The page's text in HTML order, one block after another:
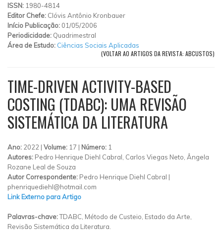
ISSN: 1980-4814
Editor Chefe: Clóvis Antônio Kronbauer
Início Publicação: 01/05/2006
Periodicidade: Quadrimestral
Área de Estudo: Ciências Sociais Aplicadas
(VOLTAR AO ARTIGOS DA REVISTA: ABCUSTOS)
TIME-DRIVEN ACTIVITY-BASED
COSTING (TDABC): UMA REVISÃO
SISTEMÁTICA DA LITERATURA
Ano: 2022 | Volume: 17 | Número: 1
Autores: Pedro Henrique Diehl Cabral, Carlos Viegas Neto, Ângela
Rozane Leal de Souza
Autor Correspondente: Pedro Henrique Diehl Cabral |
phenriquediehl@hotmail.com
Link Externo para Artigo
Palavras-chave:TDABC, Método de Custeio, Estado da Arte,
Revisão Sistemática da Literatura.